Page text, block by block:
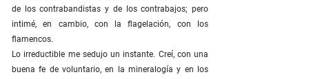
de los contrabandistas y de los contrabajos; pero
intimé, en cambio, con la flagelación, con los
flamencos.
Lo irreductible me sedujo un instante. Creí, con una
buena fe de voluntario, en la mineralogía y en los